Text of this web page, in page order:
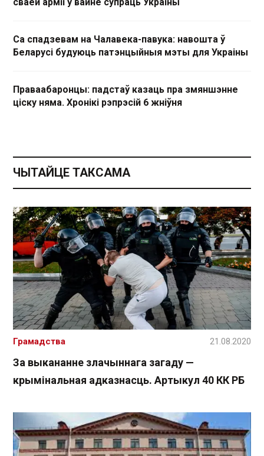
Са спадзевам на Чалавека-павука: навошта ў
Беларусі будуюць патэнцыйныя мэты для Украіны
Праваабаронцы: падстаў казаць пра змяншэнне
ціску няма. Хронікі рэпрэсій 6 жніўня
ЧЫТАЙЦЕ ТАКСАМА
За выкананне злачыннага загаду —
крымінальная адказнасць. Артыкул 40 КК РБ
Грамадства 21.08.2020